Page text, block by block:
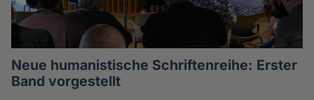
Neue humanistische Schriftenreihe: Erster
Band vorgestellt